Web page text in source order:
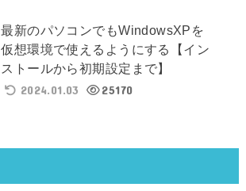
最新のパソコンでもWindowsXPを
仮想環境で使えるようにする【イン
ストールから初期設定まで】
2024.01.03
25170